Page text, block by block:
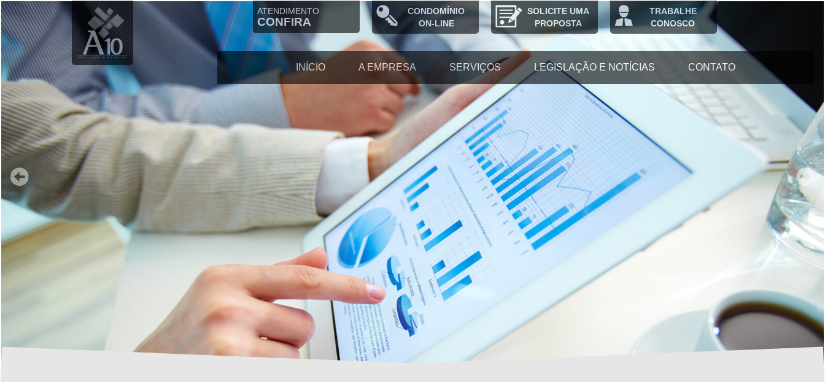
ATENDIMENTO
CONFIRA
CONDOMÍNIO
ON-LINE
SOLICITE UMA
PROPOSTA
TRABALHE
CONOSCO
INÍCIO A EMPRESA SERVIÇOS LEGISLAÇÃO E NOTÍCIAS CONTATO